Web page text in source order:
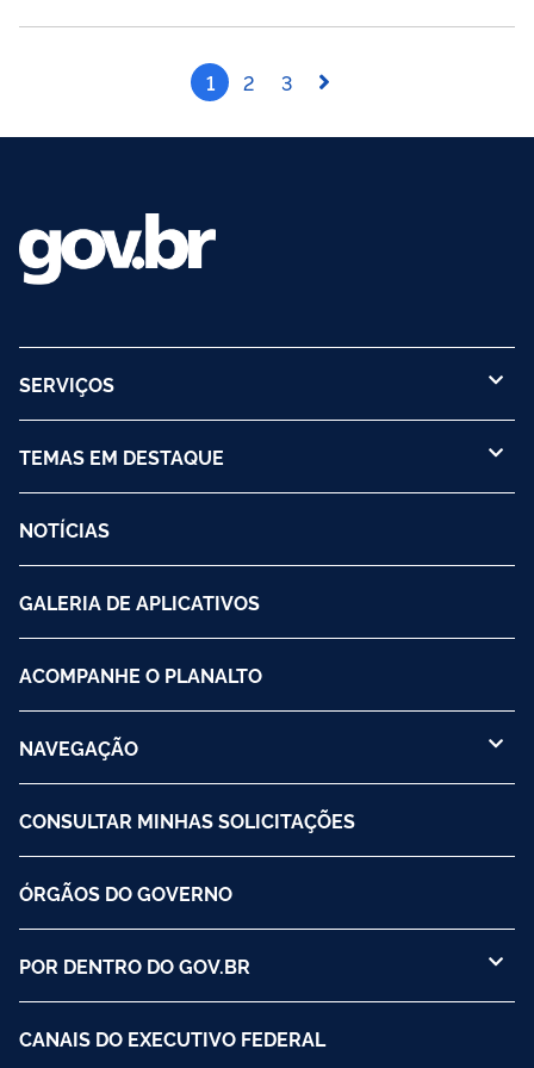
Qualquer pessoa que utilize o serviço “ Obter solução digital
1 2 3
SERVIÇOS
TEMAS EM DESTAQUE
NOTÍCIAS
GALERIA DE APLICATIVOS
ACOMPANHE O PLANALTO
NAVEGAÇÃO
CONSULTAR MINHAS SOLICITAÇÕES
ÓRGÃOS DO GOVERNO
POR DENTRO DO GOV.BR
CANAIS DO EXECUTIVO FEDERAL